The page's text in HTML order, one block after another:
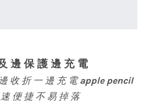
邊 保 護 邊 充 電
收 折 一 邊 充 電apple pencil
便 捷 不 易 掉 落